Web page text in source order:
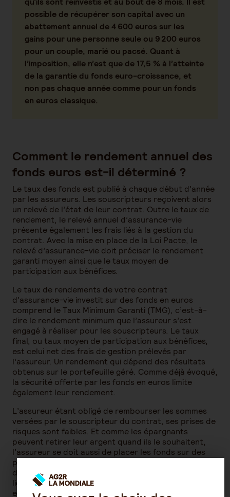
possible de récupérer son capital avec un
abattement annuel de 4 600 euros sur les
gains pour une personne seule ou 9 200 euros
pour un couple, marié ou pacsé. Quant à
l’imposition, elle n’est que de 17,5 % à l’atteinte
de la garantie du fonds euro-croissance, et
non pas chaque année comme pour un fonds
en euros classique.
Comment le rendement annuel des
fonds euros est-il déterminé ?
Le taux des fonds est publié à chaque début d’année
par les assureurs. Les souscripteurs reçoivent alors
un relevé de l’état de leur contrat. Outre le taux de
rendement, le relevé annuel d’assurance-vie
présente également les frais liés à la gestion du
contrat. Avec la mise en place de la Loi Pacte, le
relevé d’assurance-vie doit préciser le rendement
garanti moyen ainsi que le taux moyen de
participation aux bénéfices.
Le taux de rendements de votre contrat
d’assurance-vie investit sur des fonds en euros
comprend le Taux Minimum Garanti (TMG), c’est-à-
dire le rendement minimum que l’assureur s’est
engagé à réaliser pour les souscripteurs. Le taux
final, ou taux moyen de participation aux bénéfices,
est celui net des frais de gestion prélevés par
l’assureur. Un rendement qui dépend des résultats
obtenus sur le portefeuille géré. Comme déjà évoqué,
la sécurité offerte par les fonds en euros limite
également leur rendement.
L’assureur étant obligé de rembourser les sommes
versées par le souscripteur du contrat, ses prises de
risques sont faibles. Et comme les épargnants
peuvent retirer leur argent quand ils le souhaitent,
l’assureur se doit aussi de placer les fonds sur des
placements liquides – c’est-à-dire dont il est possible
de disposer rapidement de son argent ou de ses
liquidités. C’est aussi la raison pour laquelle les fonds
en euros sont essentiellement investis en obligations